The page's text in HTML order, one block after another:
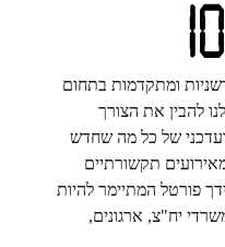
ומתקדמות בתחום
להבין את הצורך
ועדכני של כל מה שחדש
תקשורתיים
פורטל המתיימר להיות
יח"צ, ארגונים,